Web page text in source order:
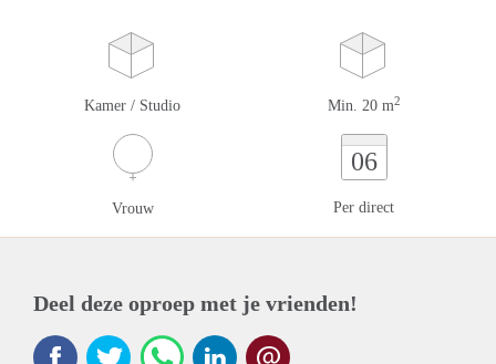
Kamer / Studio Min. 20 m2
Vrouw
06
Per direct
Deel deze oproep met je vrienden!